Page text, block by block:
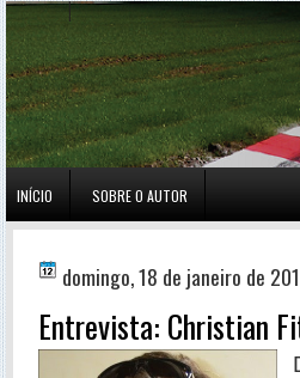
INÍCIO SOBRE O AUTOR
domingo, 18 de janeiro de
Entrevista: Christian